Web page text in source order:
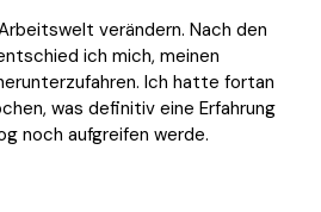
verändern. Nach den
ich mich, meinen
Ich hatte fortan
was definitiv eine Erfahrung
noch aufgreifen werde.